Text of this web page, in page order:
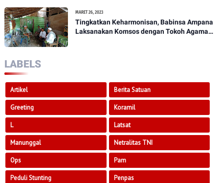
MARET 26, 2023
Tingkatkan Keharmonisan, Babinsa Ampana
Laksanakan Komsos dengan Tokoh Agama
LABELS
Artikel Berita Satuan
Greeting Koramil
L Latsat
Manunggal Netralitas TNI
Ops Pam
Peduli Stunting Penpas